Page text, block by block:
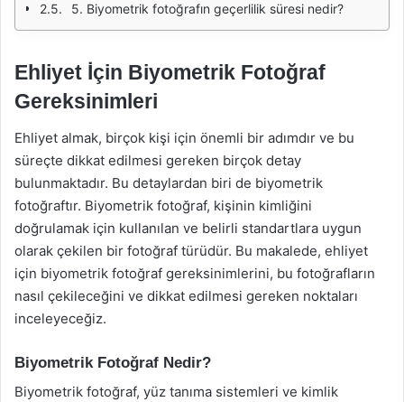
5. Biyometrik fotoğrafın geçerlilik süresi nedir?
Ehliyet İçin Biyometrik Fotoğraf
Gereksinimleri
Ehliyet almak, birçok kişi için önemli bir adımdır ve bu
süreçte dikkat edilmesi gereken birçok detay
bulunmaktadır. Bu detaylardan biri de biyometrik
fotoğraftır. Biyometrik fotoğraf, kişinin kimliğini
doğrulamak için kullanılan ve belirli standartlara uygun
olarak çekilen bir fotoğraf türüdür. Bu makalede, ehliyet
için biyometrik fotoğraf gereksinimlerini, bu fotoğrafların
nasıl çekileceğini ve dikkat edilmesi gereken noktaları
inceleyeceğiz.
Biyometrik Fotoğraf Nedir?
Biyometrik fotoğraf, yüz tanıma sistemleri ve kimlik